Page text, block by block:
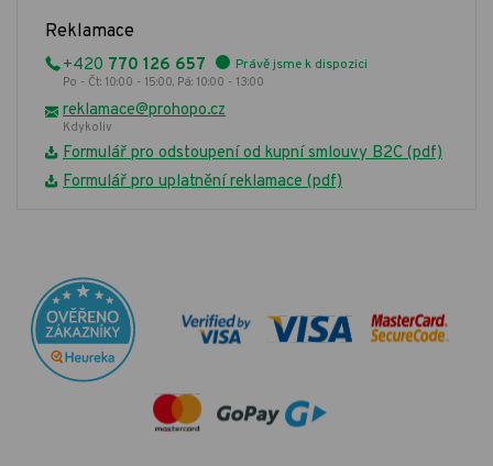
Reklamace
+420 770 126 657 Právě jsme k dispozici
Po - Čt: 10:00 - 15:00, Pá: 10:00 - 13:00
reklamace@prohopo.cz
Kdykoliv
Formulář pro odstoupení od kupní smlouvy B2C (pdf)
Formulář pro uplatnění reklamace (pdf)